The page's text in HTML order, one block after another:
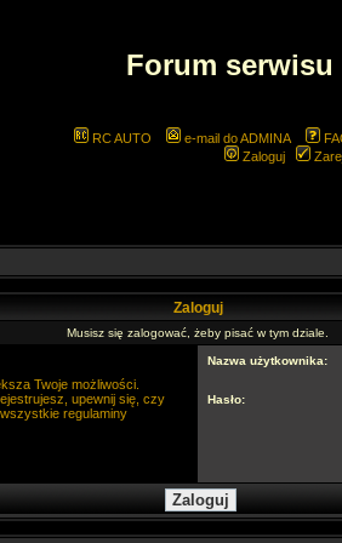
Forum serwisu
RC AUTO e-mail do ADMINA
Zaloguj
Zaloguj
Musisz się zalogować, żeby pisać w tym dziale.
Twoje możliwości.
upewnij się, czy
regulaminy
Nazwa użytkownika:
Hasło: